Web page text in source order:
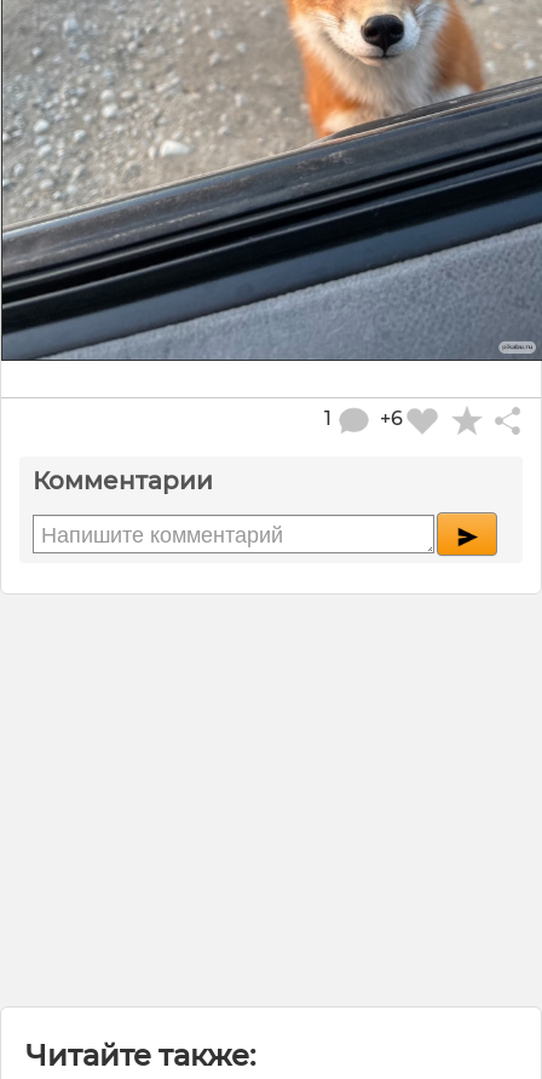
+6
1
Комментарии
Читайте также: